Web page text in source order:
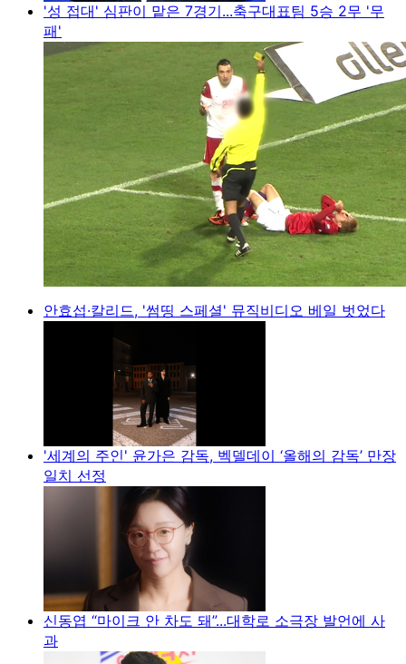
'성 접대' 심판이 맡은 7경기...축구대표팀 5승 2무 '무
패'
안효섭·칼리드, '썸띵 스페셜' 뮤직비디오 베일 벗었다
'세계의 주인' 윤가은 감독, 벡델데이 ‘올해의 감독’ 만장
일치 선정
신동엽 “마이크 안 차도 돼”...대학로 소극장 발언에 사
과